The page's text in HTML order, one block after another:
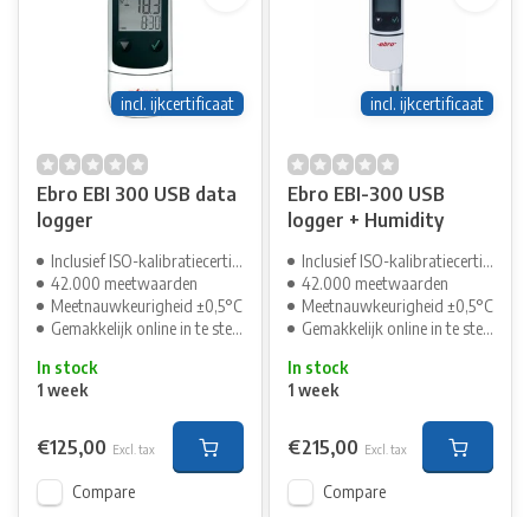
incl. ijkcertificaat
Ebro EBI 300 USB data
logger
Inclusief ISO-kalibratiecertificaat
42.000 meetwaarden
Meetnauwkeurigheid ±0,5°C
Gemakkelijk online in te stellen
In stock
1 week
€125,00 Excl. tax
Compare
incl. ijkcertificaat
Ebro EBI-300 USB
logger + Humidity
Inclusief ISO-kalibratiecertificaat
42.000 meetwaarden
Meetnauwkeurigheid ±0,5°C
Gemakkelijk online in te stellen
In stock
1 week
€215,00 Excl. tax
Compare